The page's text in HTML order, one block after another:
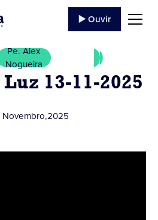
▶️ Ouvir
Pe. Alex
Nogueira
13-11-2025
Novembro,2025